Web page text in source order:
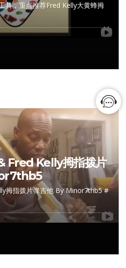
具，重点推荐Fred Kelly大黄蜂拇
Fred Kelly拇指拨片
拇指拨片弹吉他 By Minor7thb5 #